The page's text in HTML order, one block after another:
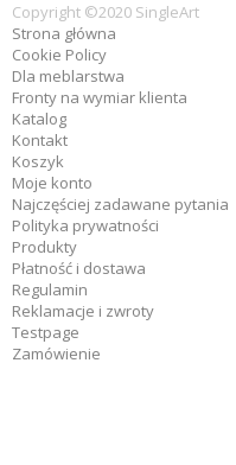
Copyright ©2020 SingleArt
Strona główna
Cookie Policy
Dla meblarstwa
Fronty na wymiar klienta
Katalog
Kontakt
Koszyk
Moje konto
Najczęściej zadawane pytania
Polityka prywatności
Produkty
Płatność i dostawa
Regulamin
Reklamacje i zwroty
Testpage
Zamówienie